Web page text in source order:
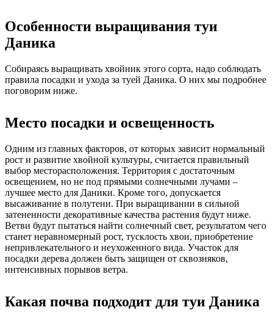
Особенности выращивания туи
Даника
Собираясь выращивать хвойник этого сорта, надо соблюдать
правила посадки и ухода за туей Даника. О них мы подробнее
поговорим ниже.
Место посадки и освещенность
Одним из главных факторов, от которых зависит нормальный
рост и развитие хвойной культуры, считается правильный
выбор месторасположения. Территория с достаточным
освещением, но не под прямыми солнечными лучами –
лучшее место для Даники. Кроме того, допускается
высаживание в полутени. При выращивании в сильной
затененности декоративные качества растения будут ниже.
Ветви будут пытаться найти солнечный свет, результатом чего
станет неравномерный рост, тусклость хвои, приобретение
непривлекательного и неухоженного вида. Участок для
посадки дерева должен быть защищен от сквозняков,
интенсивных порывов ветра.
Какая почва подходит для туи Даника